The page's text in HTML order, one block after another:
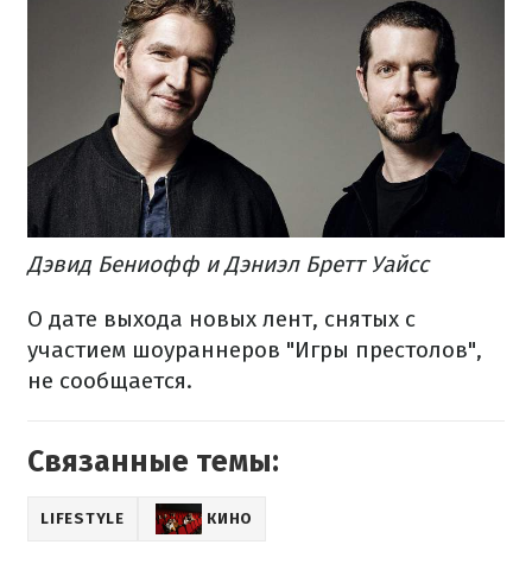
Дэвид Бениофф и Дэниэл Бретт Уайсс
О дате выхода новых лент, снятых с
участием шоураннеров "Игры престолов",
не сообщается.
Связанные темы:
LIFESTYLE КИНО